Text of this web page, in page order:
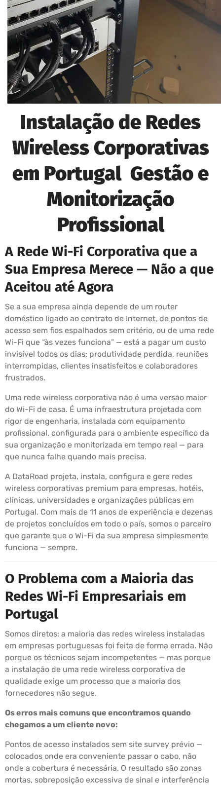
Instalação de Redes
Wireless Corporativas
em Portugal Gestão e
Monitorização
Profissional
A Rede Wi-Fi Corporativa que a
Sua Empresa Merece — Não a que
Aceitou até Agora
Se a sua empresa ainda depende de um router
doméstico ligado ao contrato de Internet, de pontos de
acesso sem fios espalhados sem critério, ou de uma rede
Wi-Fi que “às vezes funciona” — está a pagar um custo
invisível todos os dias: produtividade perdida, reuniões
interrompidas, clientes insatisfeitos e colaboradores
frustrados.
Uma rede wireless corporativa não é uma versão maior
do Wi-Fi de casa. É uma infraestrutura projetada com
rigor de engenharia, instalada com equipamento
profissional, configurada para o ambiente específico da
sua organização e monitorizada em tempo real — para
que nunca falhe quando mais precisa.
A DataRoad projeta, instala, configura e gere redes
wireless corporativas premium para empresas, hotéis,
clínicas, universidades e organizações públicas em
Portugal. Com mais de 11 anos de experiência e dezenas
de projetos concluídos em todo o país, somos o parceiro
que garante que o Wi-Fi da sua empresa simplesmente
funciona — sempre.
O Problema com a Maioria das
Redes Wi-Fi Empresariais em
Portugal
Somos diretos: a maioria das redes wireless instaladas
em empresas portuguesas foi feita de forma errada. Não
porque os técnicos sejam incompetentes — mas porque
a instalação de uma rede wireless corporativa de
qualidade exige um processo que a maioria dos
fornecedores não segue.
Os erros mais comuns que encontramos quando
chegamos a um cliente novo:
Pontos de acesso instalados sem site survey prévio —
colocados onde era conveniente passar o cabo, não
onde a cobertura é necessária. O resultado são zonas
mortas, sobreposição excessiva de sinal e interferência